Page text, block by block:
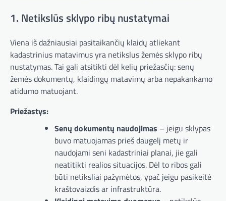
1. Netikslūs sklypo ribų nustatymai
Viena iš dažniausiai pasitaikančių klaidų atliekant
kadastrinius matavimus yra netikslus žemės sklypo ribų
nustatymas. Tai gali atsitikti dėl kelių priežasčių: senų
žemės dokumentų, klaidingų matavimų arba nepakankamo
atidumo matuojant.
Priežastys:
Senų dokumentų naudojimas – jeigu sklypas
buvo matuojamas prieš daugelį metų ir
naudojami seni kadastriniai planai, jie gali
neatitikti realios situacijos. Dėl to ribos gali
būti netiksliai pažymėtos, ypač jeigu pasikeitė
kraštovaizdis ar infrastruktūra.